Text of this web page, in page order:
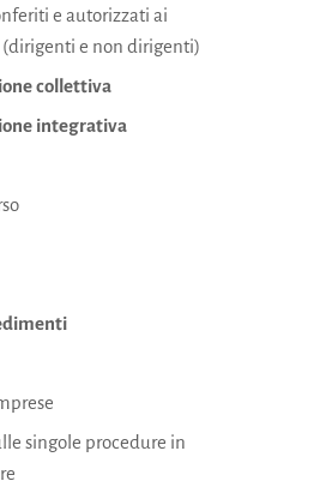
e autorizzati ai
e non dirigenti)
collettiva
integrativa
singole procedure in